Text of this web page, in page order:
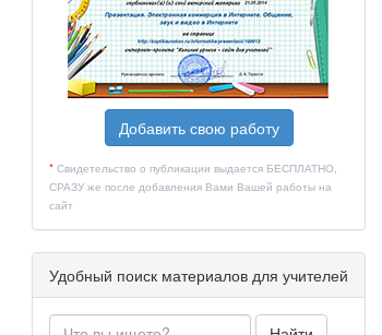
Добавить свою работу
* Свидетельство о публикации выдается БЕСПЛАТНО,
СРАЗУ же после добавления Вами Вашей работы на
сайт
Удобный поиск материалов для учителей